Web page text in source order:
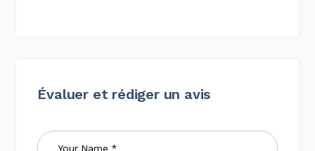
Évaluer et rédiger un avis